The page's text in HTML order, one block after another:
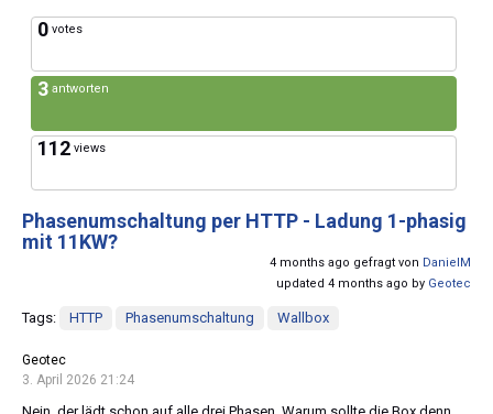
0 votes
3 antworten
112 views
Phasenumschaltung per HTTP - Ladung 1-phasig
mit 11KW?
4 months ago gefragt von DanielM
updated 4 months ago by Geotec
Tags: HTTP Phasenumschaltung Wallbox
Geotec
3. April 2026 21:24